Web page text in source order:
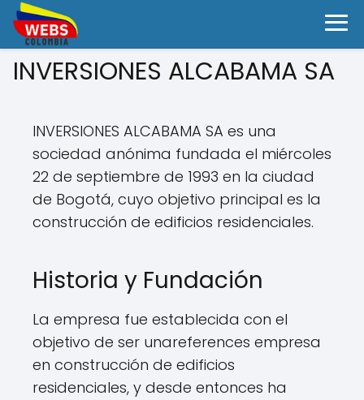
INVERSIONES ALCABAMA SA
INVERSIONES ALCABAMA SA es una
sociedad anónima fundada el miércoles
22 de septiembre de 1993 en la ciudad
de Bogotá, cuyo objetivo principal es la
construcción de edificios residenciales.
Historia y Fundación
La empresa fue establecida con el
objetivo de ser unareferences empresa
en construcción de edificios
residenciales, y desde entonces ha